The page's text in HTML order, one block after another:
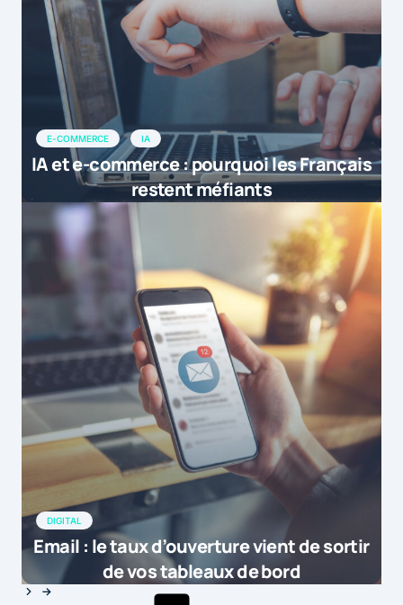
E-COMMERCE IA
IA et e-commerce : pourquoi les Français
restent méfiants
DIGITAL
Email : le taux d’ouverture vient de sortir
de vos tableaux de bord